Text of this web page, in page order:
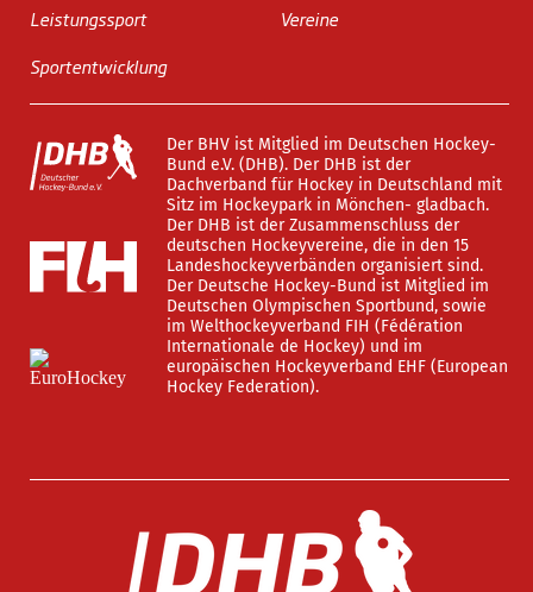
Leistungssport
Sportentwicklung
Vereine
Der BHV ist Mitglied im Deutschen Hockey-
Bund e.V. (DHB). Der DHB ist der
Dachverband für Hockey in Deutschland mit
Sitz im Hockeypark in Mönchen- gladbach.
Der DHB ist der Zusammenschluss der
deutschen Hockeyvereine, die in den 15
Landeshockeyverbänden organisiert sind.
Der Deutsche Hockey-Bund ist Mitglied im
Deutschen Olympischen Sportbund, sowie
im Welthockeyverband FIH (Fédération
Internationale de Hockey) und im
europäischen Hockeyverband EHF (European
Hockey Federation).